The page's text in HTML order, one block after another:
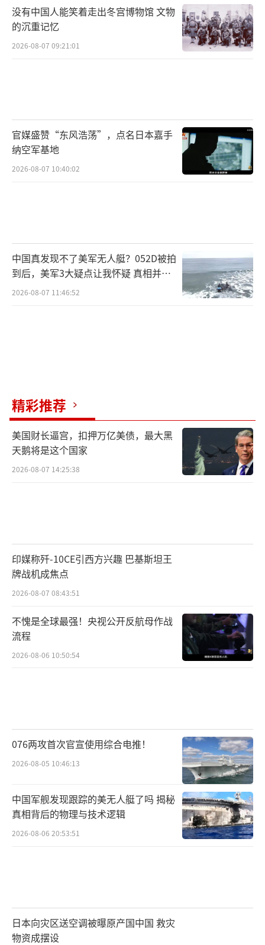
没有中国人能笑着走出冬宫博物馆 文物
的沉重记忆
2026-08-07 09:21:01
官媒盛赞“东风浩荡”，点名日本嘉手
纳空军基地
2026-08-07 10:40:02
中国真发现不了美军无人艇？052D被拍
到后，美军3大疑点让我怀疑 真相并非
如此
2026-08-07 11:46:52
精彩推荐
美国财长逼宫，扣押万亿美债，最大黑
天鹅将是这个国家
2026-08-07 14:25:38
印媒称歼-10CE引西方兴趣 巴基斯坦王
牌战机成焦点
2026-08-07 08:43:51
不愧是全球最强！央视公开反航母作战
流程
2026-08-06 10:50:54
076两攻首次官宣使用综合电推！
2026-08-05 10:46:13
中国军舰发现跟踪的美无人艇了吗 揭秘
真相背后的物理与技术逻辑
2026-08-06 20:53:51
日本向灾区送空调被曝原产国中国 救灾
物资成摆设